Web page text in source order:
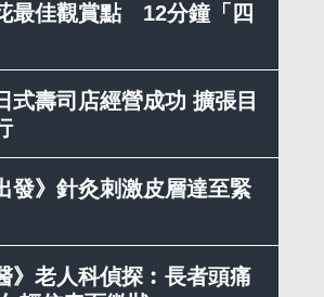
最佳觀賞點 12分鐘「四
式壽司店經營成功 擴張目
發》針灸刺激皮層達至緊
》老人科偵探︰長者頭痛